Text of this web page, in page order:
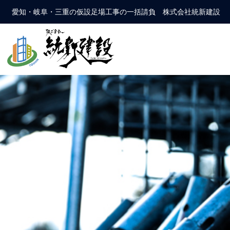
愛知・岐阜・三重の仮設足場工事の一括請負 株式会社統新建設